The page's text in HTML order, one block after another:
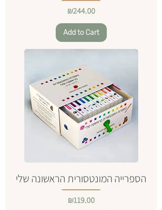
Price
₪244.00
Add to Cart
הספרייה המונטסורית הראשונה שלי
Price
₪119.00